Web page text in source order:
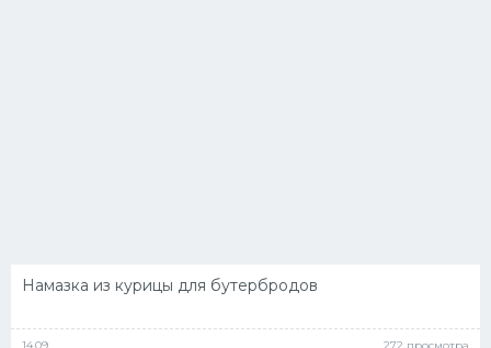
Намазка из курицы для бутербродов